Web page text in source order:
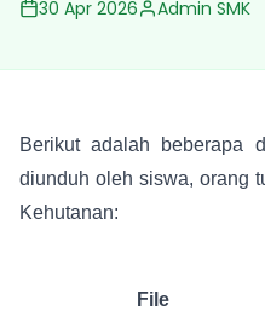
30 Apr 2026 Admin SMK
Berikut adalah beberapa
diunduh oleh siswa, orang
Kehutanan:
File